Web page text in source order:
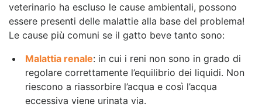
veterinario ha escluso le cause ambientali, possono
essere presenti delle malattie alla base del problema!
Le cause più comuni se il gatto beve tanto sono:
Malattia renale: in cui i reni non sono in grado di
regolare correttamente l’equilibrio dei liquidi. Non
riescono a riassorbire l’acqua e così l’acqua
eccessiva viene urinata via.